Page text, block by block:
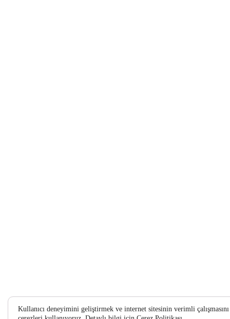
Kullanıcı deneyimini geliştirmek ve internet sitesinin verimli çalışmasını